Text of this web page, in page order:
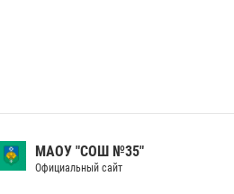
МАОУ "СОШ №35"
Официальный сайт